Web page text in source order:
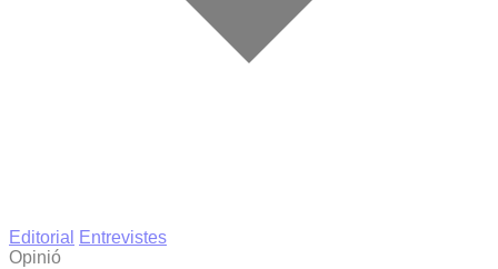
Editorial
Entrevistes
Opinió